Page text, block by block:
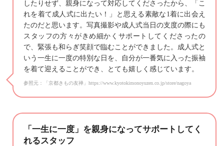
したりせず、親身になって対応してくださったから、「こ
れを着て成人式に出たい！」と思える素敵な1着に出会え
たのだと思います。写真撮影や成人式当日の支度の際にも
スタッフの方々がきめ細かくサポートしてくださったの
で、緊張も和らぎ笑顔で臨むことができました。成人式と
いう一生に一度の特別な日を、自分が一番気に入った振袖
を着て迎えることができ、とても嬉しく感じています。
参照元：「京都きもの友禅」https://www.kyotokimonoyuzen.co.jp/store/nagoya
「一生に一度」を親身になってサポートしてく
れるスタッフ